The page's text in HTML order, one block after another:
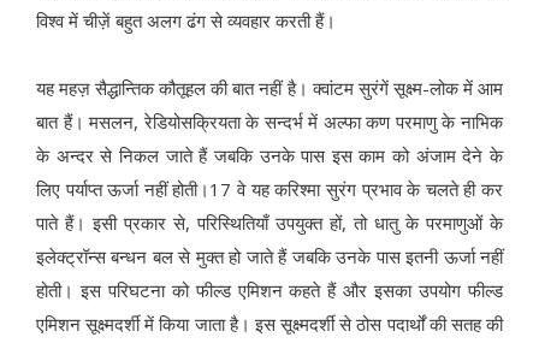
विश्व में चीज़ें बहुत अलग ढंग से व्यवहार करती हैं।
यह महज़ सैद्धान्तिक कौतूहल की बात नहीं है। क्वांटम सुरंगें सूक्ष्म-लोक में आम
बात हैं। मसलन, रेडियोसक्रियता के सन्दर्भ में अल्फा कण परमाणु के नाभिक
के अन्दर से निकल जाते हैं जबकि उनके पास इस काम को अंजाम देने के
लिए पर्याप्त ऊर्जा नहीं होती।17 वे यह करिश्मा सुरंग प्रभाव के चलते ही कर
पाते हैं। इसी प्रकार से, परिस्थितियाँ उपयुक्त हों, तो धातु के परमाणुओं के
इलेक्ट्रॉन्स बन्धन बल से मुक्त हो जाते हैं जबकि उनके पास इतनी ऊर्जा नहीं
होती। इस परिघटना को फील्ड एमिशन कहते हैं और इसका उपयोग फील्ड
एमिशन सूक्ष्मदर्शी में किया जाता है। इस सूक्ष्मदर्शी से ठोस पदार्थों की सतह की